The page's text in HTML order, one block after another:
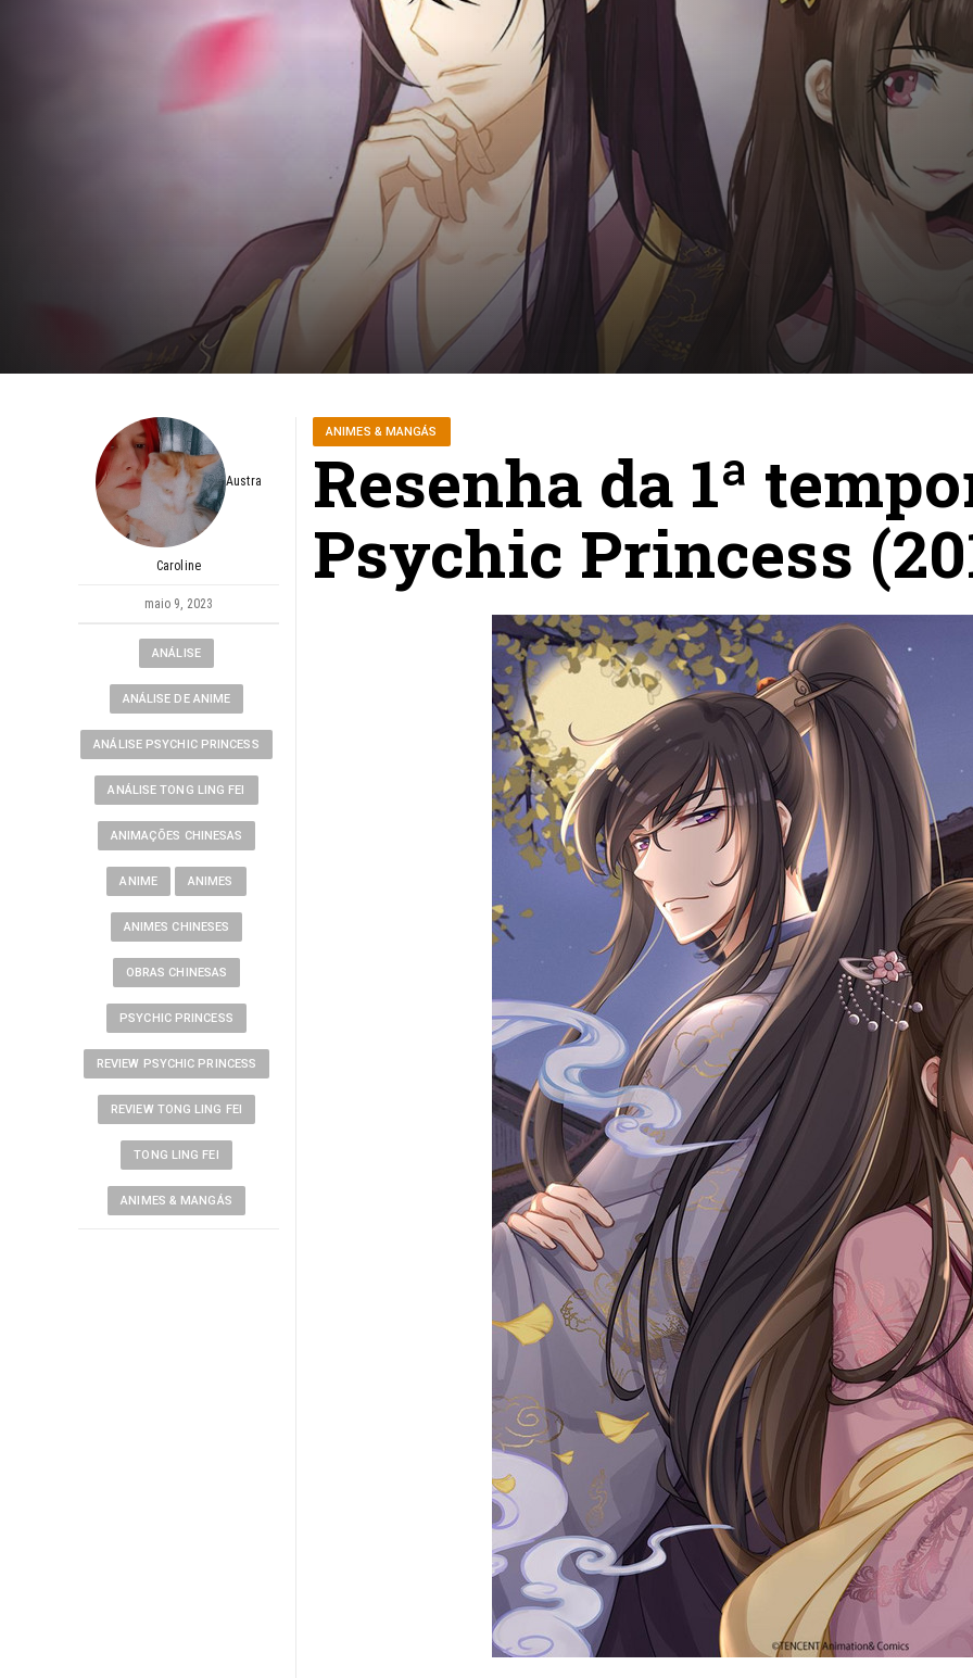
Austra
Caroline
maio 9, 2023
ANÁLISE
ANÁLISE DE ANIME
ANÁLISE PSYCHIC PRINCESS
ANÁLISE TONG LING FEI
ANIMAÇÕES CHINESAS
ANIME ANIMES
ANIMES CHINESES
OBRAS CHINESAS
PSYCHIC PRINCESS
REVIEW PSYCHIC PRINCESS
REVIEW TONG LING FEI
TONG LING FEI
ANIMES & MANGÁS
ANIMES & MANGÁS
Resenha da 1ª
Psychic Princess